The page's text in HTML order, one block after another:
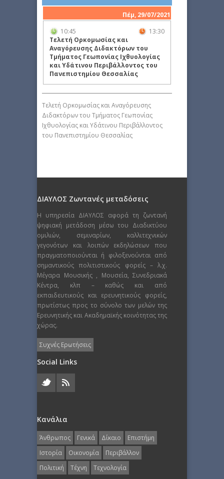
Πέμ, 29/07/2021
10:45
13:30
Τελετή Ορκομωσίας και
Αναγόρευσης Διδακτόρων του
Τμήματος Γεωπονίας Ιχθυολογίας
και Υδάτινου Περιβάλλοντος του
Πανεπιστημίου Θεσσαλίας
Τελετή Ορκομωσίας και Αναγόρευσης
Διδακτόρων του Τμήματος Γεωπονίας
Ιχθυολογίας και Υδάτινου Περιβάλλοντος
του Πανεπιστημίου Θεσσαλίας
ΔΙΑΥΛΟΣ Ζωντανές μεταδόσεις
Η υπηρεσία ΔΙΑΥΛΟΣ αφορά τη ζωντανή
ψηφιακή μετάδοση μέσω του Διαδικτύου
ομιλιών, σεμιναρίων, καλλιτεχνικών
γεγονότων και λοιπών εκδηλώσεων που
πραγματοποιούνται ή φιλοξενούνται από
σημαντικούς πολιτιστικούς φορείς – λ.χ.
Μέγαρα Μουσικής , Μουσεία, Συνεδριακά
Κέντρα, κλπ – καθώς και από
εκπαιδευτικούς και ερευνητικούς φορείς,
πρωτίστως προς το σύνολο των μελών της
Ερευνητικής και Ακαδημαϊκής κοινότητας της
χώρας.
Συχνές Ερωτήσεις
Social Links
Κανάλια
Άνθρωπος Γενικά Δίκαιο
Επιστήμη
Ιστορία
Οικονομία
Περιβάλλον
Πολιτική
Τέχνη Τεχνολογία